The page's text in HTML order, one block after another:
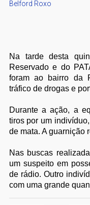
Belford Roxo
Na tarde desta
Reservado e do
foram ao bairro da
tráfico de drogas e
Durante a ação, a
tiros por um
de mata. A guarnição
Nas buscas
um suspeito em
de rádio. Outro
com uma grande